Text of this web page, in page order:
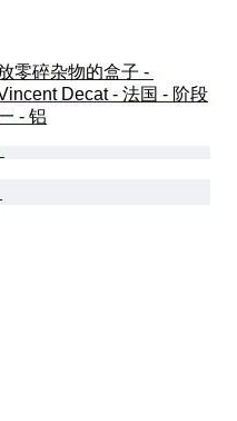
零碎杂物的盒子 -
Decat - 法国 - 阶段
- 铝